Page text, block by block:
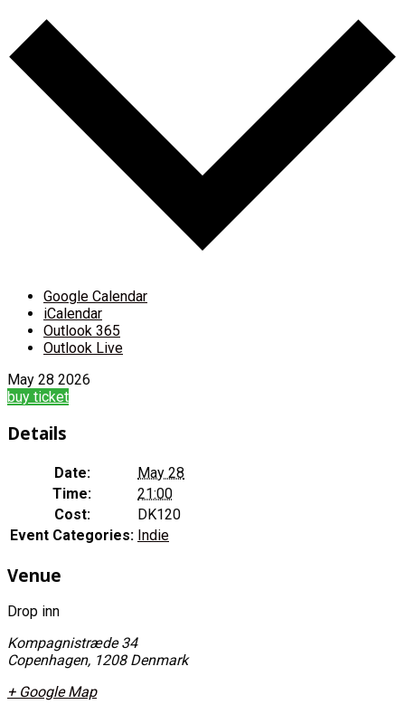
Google Calendar
iCalendar
Outlook 365
Outlook Live
May 28 2026
buy ticket
Details
Date:
May 28
Time:
21:00
Cost:
DK120
Event Categories: Indie
Venue
Drop inn
Kompagnistræde 34
Copenhagen, 1208 Denmark
+ Google Map